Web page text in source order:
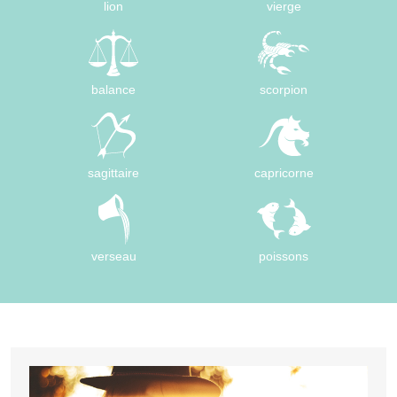
lion vierge
balance scorpion
sagittaire capricorne
verseau poissons